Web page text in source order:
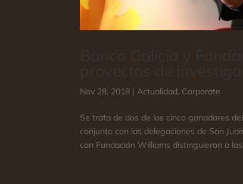
Nov 28, 2018 |Actualidad, Corporate
Se trata de dos de los cinco ganadores
conjunto con las delegaciones de San
con Fundación Williams distinguieron a